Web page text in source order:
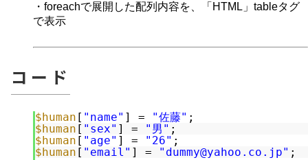
・foreachで展開した配列内容を、「HTML」tableタグ
で表示
コード
$human [ "name" ] = "佐藤" ;
$human [ "sex" ] = "男" ;
$human [ "age" ] = "26" ;
$human [ "email" ] = "dummy@yahoo.co.jp" ;